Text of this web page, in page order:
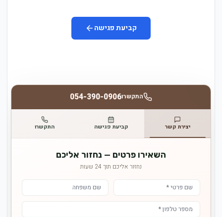
קביעת פגישה
התקשרו054-390-0906
יצירת קשר קביעת פגישה התקשרו
השאירו פרטים — נחזור אליכם
נחזור אליכם תוך 24 שעות